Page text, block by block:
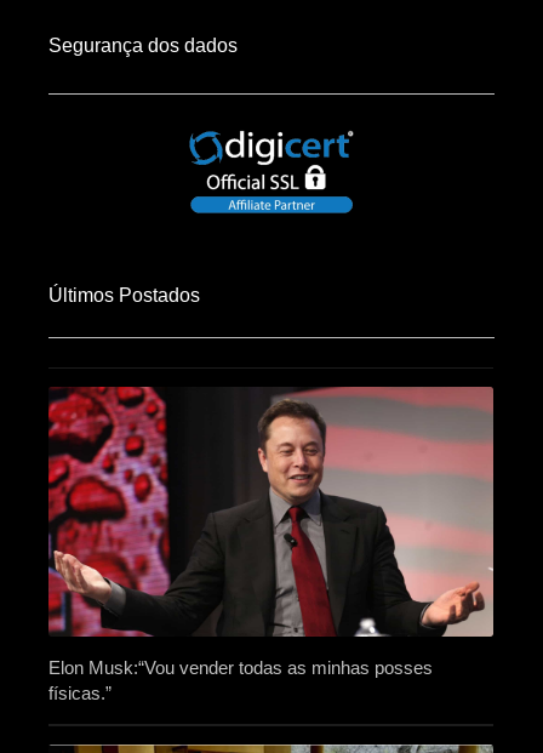
Segurança dos dados
Últimos Postados
Elon Musk:“Vou vender todas as minhas posses
físicas.”